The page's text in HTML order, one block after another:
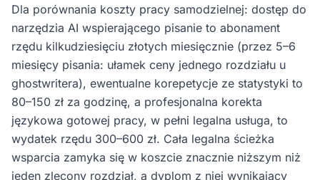
Dla porównania koszty pracy samodzielnej: dostęp do
narzędzia AI wspierającego pisanie to abonament
rzędu kilkudziesięciu złotych miesięcznie (przez 5–6
miesięcy pisania: ułamek ceny jednego rozdziału u
ghostwritera), ewentualne korepetycje ze statystyki to
80–150 zł za godzinę, a profesjonalna korekta
językowa gotowej pracy, w pełni legalna usługa, to
wydatek rzędu 300–600 zł. Cała legalna ścieżka
wsparcia zamyka się w koszcie znacznie niższym niż
jeden zlecony rozdział, a dyplom z niej wynikający